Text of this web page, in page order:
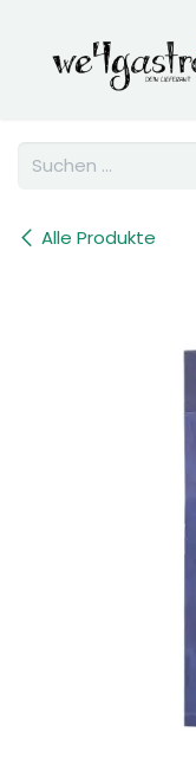
Alle Produkte